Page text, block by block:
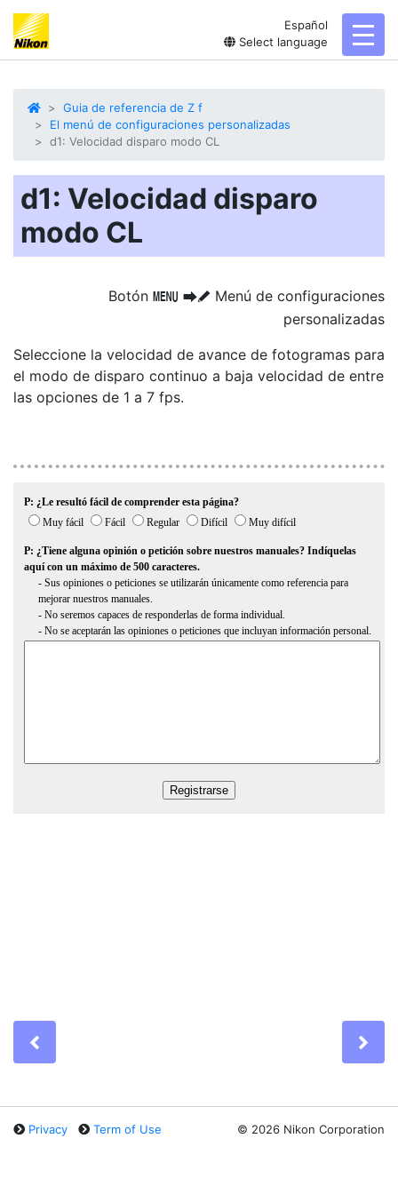
Español
Select language
Guia de referencia de Z f
El menú de configuraciones personalizadas
d1: Velocidad disparo modo CL
d1: Velocidad disparo
modo CL
Botón G UA Menú de configuraciones
personalizadas
Seleccione la velocidad de avance de fotogramas para
el modo de disparo continuo a baja velocidad de entre
las opciones de 1 a 7 fps.
Privacy Term of Use © 2026 Nikon Corporation